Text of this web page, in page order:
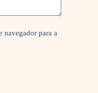
navegador para a